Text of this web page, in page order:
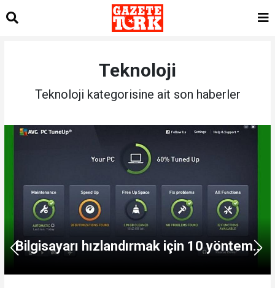
Teknoloji
Teknoloji kategorisine ait son haberler
Bilgisayarı hızlandırmak için 10 yöntem..